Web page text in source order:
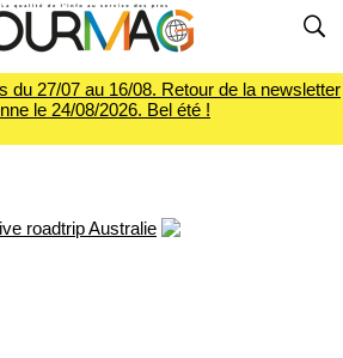
du 27/07 au 16/08. Retour de la newsletter
le 24/08/2026. Bel été !